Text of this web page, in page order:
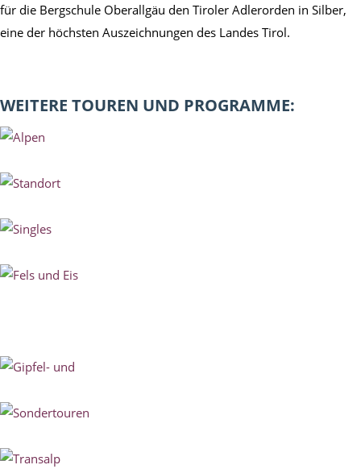
für die Bergschule Oberallgäu den Tiroler Adlerorden in Silber,
eine der höchsten Auszeichnungen des Landes Tirol.
WEITERE TOUREN UND PROGRAMME: